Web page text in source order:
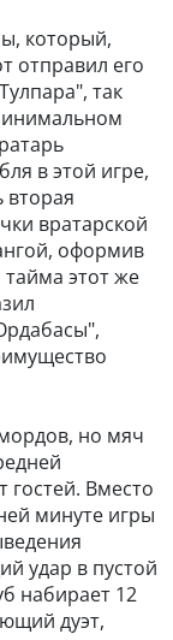
который,
отправил его
так
в этой игре,
вторая
вратарской
оформив
тайма этот же
но мяч
гостей. Вместо
минуте игры
удар в пустой
набирает 12
дуэт,